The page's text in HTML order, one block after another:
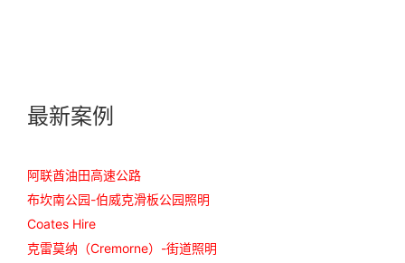
最新案例
阿联酋油田高速公路
布坎南公园-伯威克滑板公园照明
Coates Hire
克雷莫纳（Cremorne）-街道照明